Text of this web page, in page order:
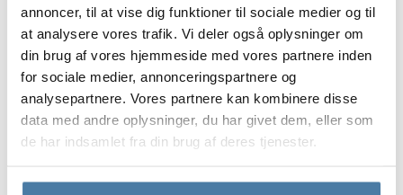
annoncer, til at vise dig funktioner til sociale medier og til
at analysere vores trafik. Vi deler også oplysninger om
din brug af vores hjemmeside med vores partnere inden
for sociale medier, annonceringspartnere og
analysepartnere. Vores partnere kan kombinere disse
data med andre oplysninger, du har givet dem, eller som
de har indsamlet fra din brug af deres tjenester.